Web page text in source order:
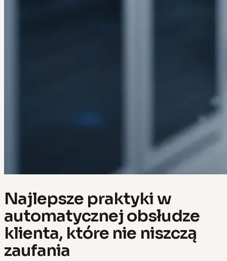
Najlepsze praktyki w
automatycznej obsłudze
klienta, które nie niszczą
zaufania